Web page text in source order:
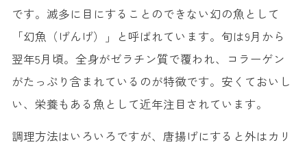
です。滅多に目にすることのできない幻の魚として
「幻魚（げんげ）」と呼ばれています。旬は9月から
翌年5月頃。全身がゼラチン質で覆われ、コラーゲン
がたっぷり含まれているのが特徴です。安くておいし
い、栄養もある魚として近年注目されています。
調理方法はいろいろですが、唐揚げにすると外はカリ